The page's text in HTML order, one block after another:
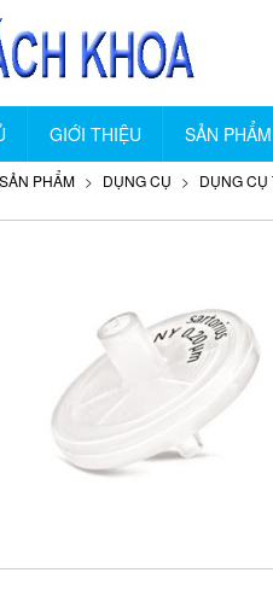
GIỚI THIỆU SẢN PHẨM
SẢN PHẨM DỤNG CỤ DỤNG CỤ